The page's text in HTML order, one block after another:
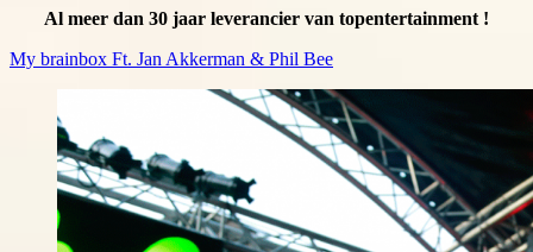
Al meer dan 30 jaar leverancier van topentertainment !
My brainbox Ft. Jan Akkerman & Phil Bee